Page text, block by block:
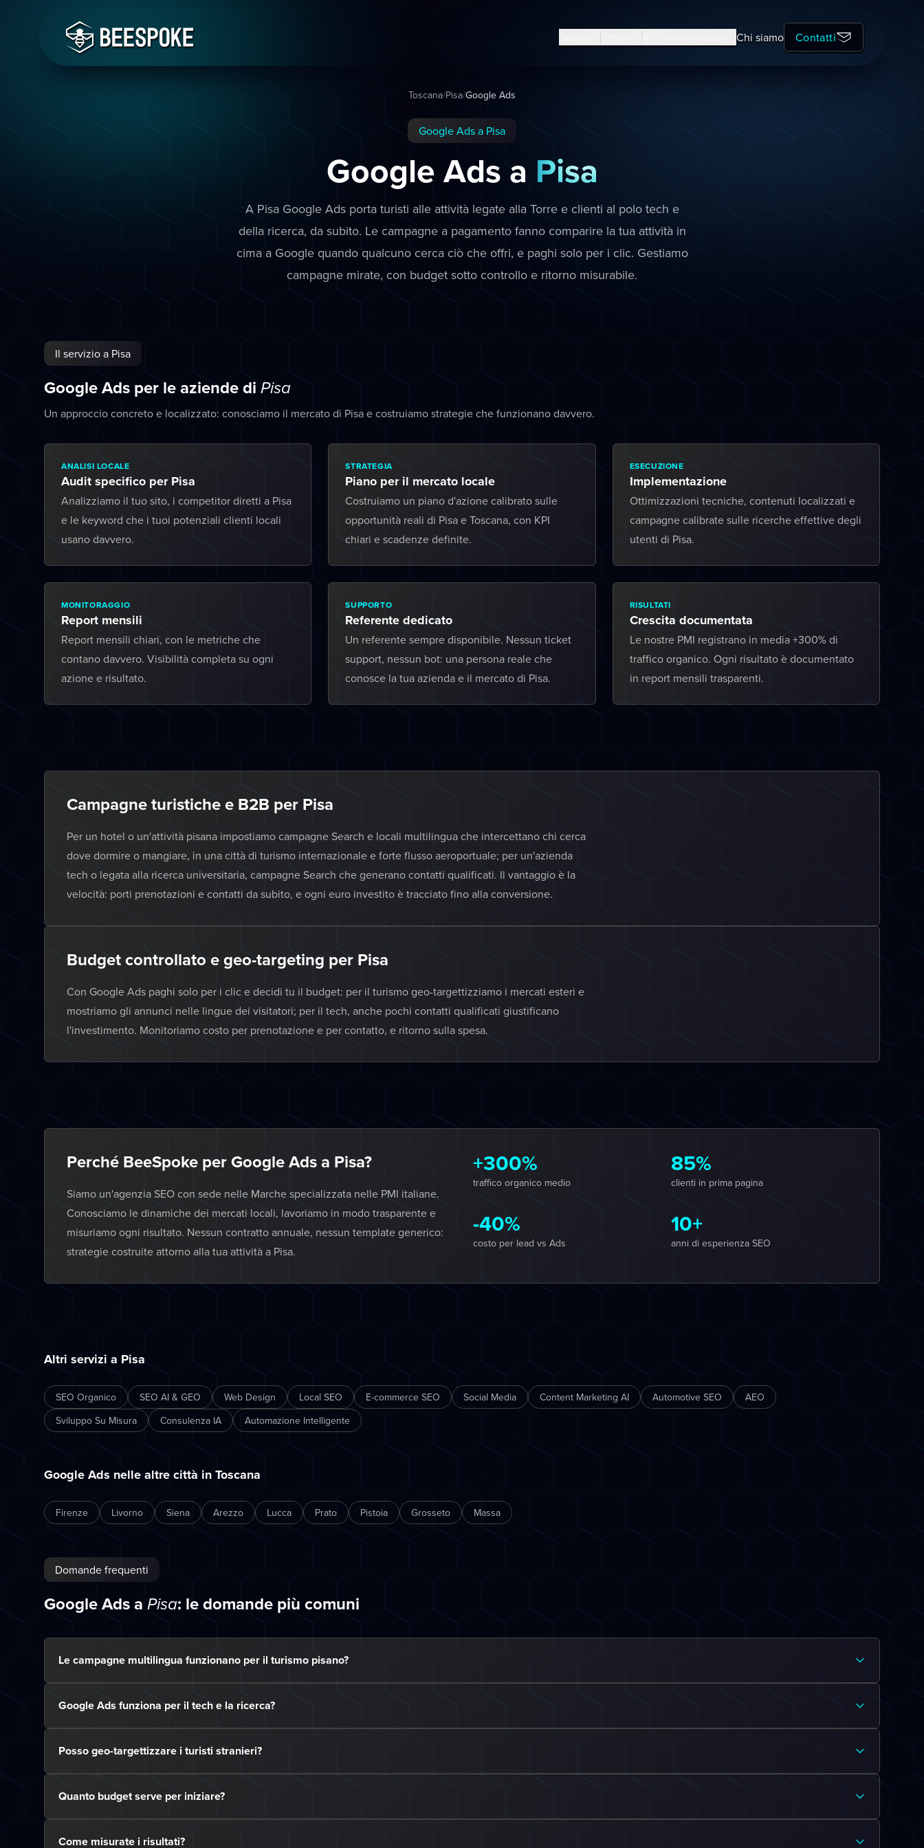
Chi siamo Contatti
Toscana/Pisa/Google Ads
Google Ads a Pisa
Google Ads a Pisa
A Pisa Google Ads porta turisti alle attività legate alla Torre e clienti al polo tech e
della ricerca, da subito. Le campagne a pagamento fanno comparire la tua attività in
cima a Google quando qualcuno cerca ciò che offri, e paghi solo per i clic. Gestiamo
campagne mirate, con budget sotto controllo e ritorno misurabile.
Il servizio a Pisa
Google Ads per le aziende diPisa
Un approccio concreto e localizzato: conosciamo il mercato di Pisa e costruiamo strategie che funzionano davvero.
ANALISI LOCALE
Audit specifico per Pisa
Analizziamo il tuo sito, i competitor diretti a Pisa
e le keyword che i tuoi potenziali clienti locali
usano davvero.
STRATEGIA
Piano per il mercato locale
Costruiamo un piano d'azione calibrato sulle
opportunità reali di Pisa e Toscana, con KPI
chiari e scadenze definite.
ESECUZIONE
Implementazione
Ottimizzazioni tecniche, contenuti localizzati e
campagne calibrate sulle ricerche effettive degli
utenti di Pisa.
MONITORAGGIO
Report mensili
Report mensili chiari, con le metriche che
contano davvero. Visibilità completa su ogni
azione e risultato.
SUPPORTO
Referente dedicato
Un referente sempre disponibile. Nessun ticket
support, nessun bot: una persona reale che
conosce la tua azienda e il mercato di Pisa.
RISULTATI
Crescita documentata
Le nostre PMI registrano in media +300% di
traffico organico. Ogni risultato è documentato
in report mensili trasparenti.
Campagne turistiche e B2B per Pisa
Per un hotel o un'attività pisana impostiamo campagne Search e locali multilingua che intercettano chi cerca
dove dormire o mangiare, in una città di turismo internazionale e forte flusso aeroportuale; per un'azienda
tech o legata alla ricerca universitaria, campagne Search che generano contatti qualificati. Il vantaggio è la
velocità: porti prenotazioni e contatti da subito, e ogni euro investito è tracciato fino alla conversione.
Budget controllato e geo-targeting per Pisa
Con Google Ads paghi solo per i clic e decidi tu il budget: per il turismo geo-targettizziamo i mercati esteri e
mostriamo gli annunci nelle lingue dei visitatori; per il tech, anche pochi contatti qualificati giustificano
l'investimento. Monitoriamo costo per prenotazione e per contatto, e ritorno sulla spesa.
Perché BeeSpoke per Google Ads a Pisa?
Siamo un'agenzia SEO con sede nelle Marche specializzata nelle PMI italiane.
Conosciamo le dinamiche dei mercati locali, lavoriamo in modo trasparente e
misuriamo ogni risultato. Nessun contratto annuale, nessun template generico:
strategie costruite attorno alla tua attività a Pisa.
+300%
traffico organico medio
85%
clienti in prima pagina
-40%
costo per lead vs Ads
10+
anni di esperienza SEO
Altri servizi a Pisa
SEO Organico SEO AI & GEO Web Design Local SEO E-commerce SEO Social Media Content Marketing AI Automotive SEO
AEO
Sviluppo Su Misura
Consulenza IA Automazione Intelligente
Google Ads nelle altre città in Toscana
Firenze Livorno Siena Arezzo Lucca Prato Pistoia Grosseto Massa
Domande frequenti
Google Ads aPisa: le domande più comuni
Le campagne multilingua funzionano per il turismo pisano?
Google Ads funziona per il tech e la ricerca?
Posso geo-targettizzare i turisti stranieri?
Quanto budget serve per iniziare?
Come misurate i risultati?